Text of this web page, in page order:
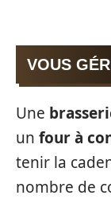
VOUS
Une
un four à
tenir la
nombre de